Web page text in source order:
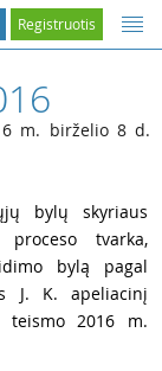
Registruotis
m. birželio 8 d.
bylų skyriaus
tvarka,
bylą pagal
J. K. apeliacinį
teismo 2016 m.